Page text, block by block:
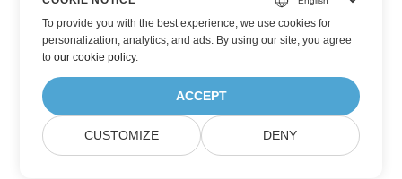
To provide you with the best experience, we use cookies for
personalization, analytics, and ads. By using our site, you agree
toour cookie policy.
ACCEPT
CUSTOMIZE DENY